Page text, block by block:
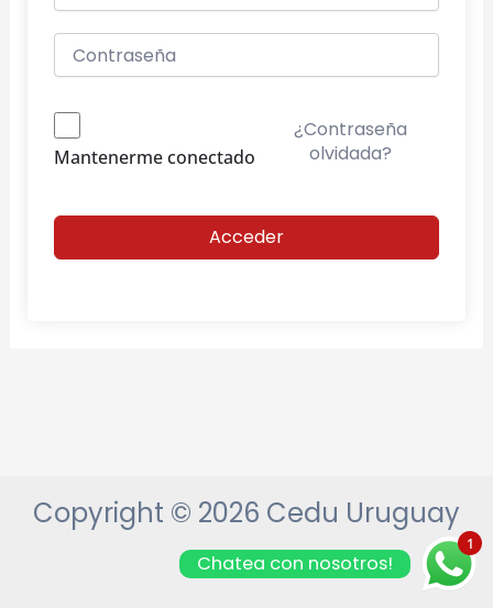
Mantenerme conectado
¿Contraseña
olvidada?
Acceder
Copyright © 2026 Cedu Uruguay
1
Chatea con nosotros!